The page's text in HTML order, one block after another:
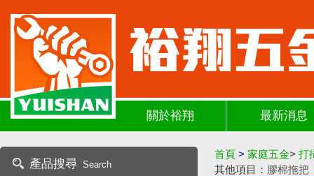
關於裕翔 最新消息
產品搜尋 Search
首頁 > 家庭五金> 打
其他項目： 膠棉拖把